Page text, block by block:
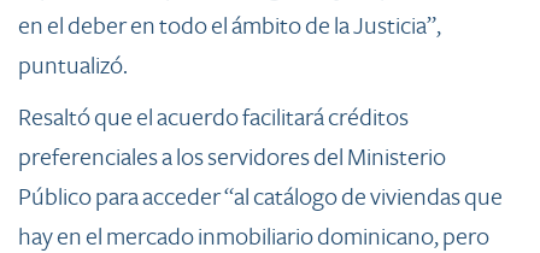
en el deber en todo el ámbito de la Justicia”,
puntualizó.
Resaltó que el acuerdo facilitará créditos
preferenciales a los servidores del Ministerio
Público para acceder “al catálogo de viviendas que
hay en el mercado inmobiliario dominicano, pero